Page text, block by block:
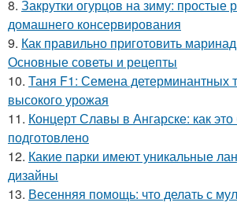
8. Закрутки огурцов на зиму: простые
домашнего консервирования
9. Как правильно приготовить
Основные советы и рецепты
10. Таня F1: Семена детерминантных
высокого урожая
11. Концерт Славы в Ангарске: как
подготовлено
12. Какие парки имеют уникальные
дизайны
13. Весенняя помощь: что делать с